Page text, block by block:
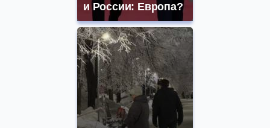
и России: Европа?